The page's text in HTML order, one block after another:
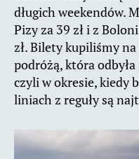
długich weekendów.
Pizy za 39 zł i z
zł. Bilety kupiliśmy
podróżą, która
czyli w okresie, kiedy
liniach z reguły są